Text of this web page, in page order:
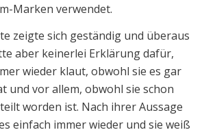
Marken verwendet.
zeigte sich geständig und überaus
aber keinerlei Erklärung dafür,
wieder klaut, obwohl sie es gar
und vor allem, obwohl sie schon
worden ist. Nach ihrer Aussage
einfach immer wieder und sie weiß